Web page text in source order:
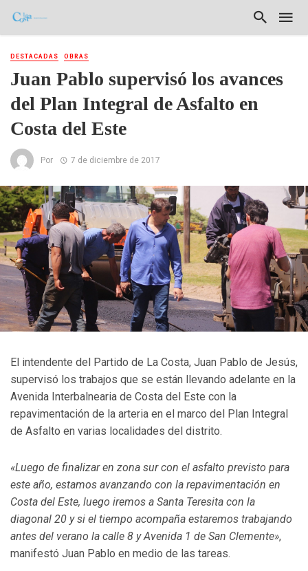
DESTACADAS OBRAS
Juan Pablo supervisó los avances
del Plan Integral de Asfalto en
Costa del Este
Por 7 de diciembre de 2017
El intendente del Partido de La Costa, Juan Pablo de Jesús,
supervisó los trabajos que se están llevando adelante en la
Avenida Interbalnearia de Costa del Este con la
repavimentación de la arteria en el marco del Plan Integral
de Asfalto en varias localidades del distrito.
«Luego de finalizar en zona sur con el asfalto previsto para
este año, estamos avanzando con la repavimentación en
Costa del Este, luego iremos a Santa Teresita con la
diagonal 20 y si el tiempo acompaña estaremos trabajando
antes del verano la calle 8 y Avenida 1 de San Clemente»,
manifestó Juan Pablo en medio de las tareas.